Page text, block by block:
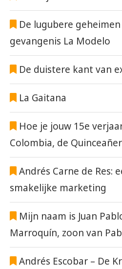
De lugubere
gevangenis La Modelo
De duistere kant van
La Gaitana
Hoe je jouw 15e
Colombia, de
Andrés Carne de Res:
smakelijke marketing
Mijn naam is Juan
Marroquín, zoon van
Andrés Escobar – De